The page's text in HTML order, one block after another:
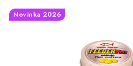
NAVIJAKY
Novinka 2026